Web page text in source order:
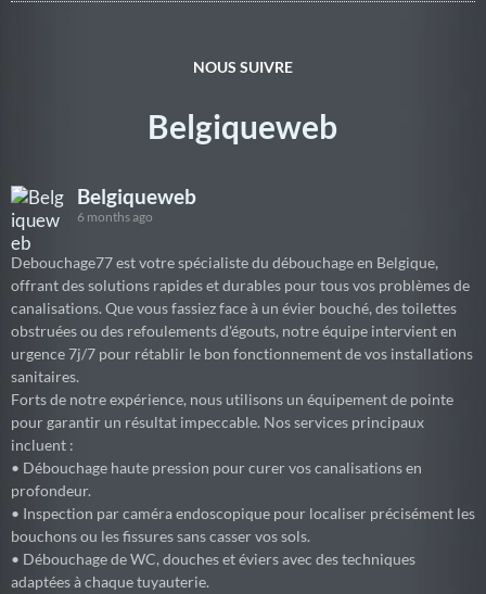
NOUS SUIVRE
Belgiqueweb
Belgiqueweb
6 months ago
Debouchage77 est votre spécialiste du débouchage en Belgique,
offrant des solutions rapides et durables pour tous vos problèmes de
canalisations. Que vous fassiez face à un évier bouché, des toilettes
obstruées ou des refoulements d'égouts, notre équipe intervient en
urgence 7j/7 pour rétablir le bon fonctionnement de vos installations
sanitaires.
Forts de notre expérience, nous utilisons un équipement de pointe
pour garantir un résultat impeccable. Nos services principaux
incluent :
• Débouchage haute pression pour curer vos canalisations en
profondeur.
• Inspection par caméra endoscopique pour localiser précisément les
bouchons ou les fissures sans casser vos sols.
• Débouchage de WC, douches et éviers avec des techniques
adaptées à chaque tuyauterie.